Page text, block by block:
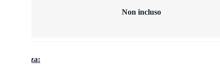
Non incluso
Partenza: